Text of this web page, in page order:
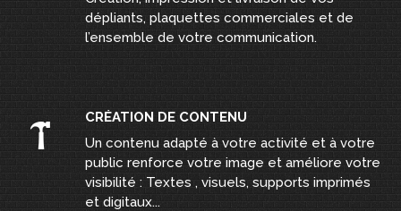
dépliants, plaquettes commerciales et de
l’ensemble de votre communication.
CRÉATION DE CONTENU
Un contenu adapté à votre activité et à votre
public renforce votre image et améliore votre
visibilité : Textes , visuels, supports imprimés
et digitaux...